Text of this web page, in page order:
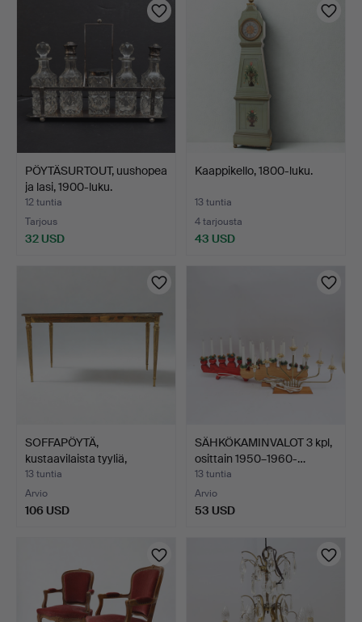
PÖYTÄSURTOUT, uushopea
ja lasi, 1900-luku.
12 tuntia
Tarjous
32 USD
Kaappikello, 1800-luku.
13 tuntia
4 tarjousta
43 USD
SOFFAPÖYTÄ,
kustaavilaista tyyliä,
metalli…
13 tuntia
Arvio
106 USD
SÄHKÖKAMINVALOT 3 kpl,
osittain 1950–1960-…
13 tuntia
Arvio
53 USD